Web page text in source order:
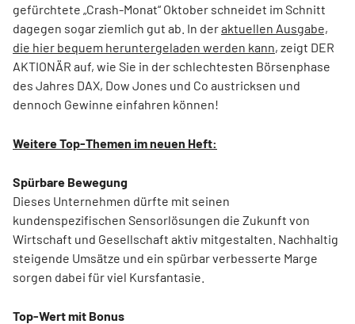
gefürchtete „Crash-Monat“ Oktober schneidet im Schnitt
dagegen sogar ziemlich gut ab. In deraktuellen Ausgabe,
die hier bequem heruntergeladen werden kann, zeigt DER
AKTIONÄR auf, wie Sie in der schlechtesten Börsenphase
des Jahres DAX, Dow Jones und Co austricksen und
dennoch Gewinne einfahren können!
Weitere Top-Themen im neuen Heft:
Spürbare Bewegung
Dieses Unternehmen dürfte mit seinen
kundenspezifischen Sensorlösungen die Zukunft von
Wirtschaft und Gesellschaft aktiv mitgestalten. Nachhaltig
steigende Umsätze und ein spürbar verbesserte Marge
sorgen dabei für viel Kursfantasie.
Top-Wert mit Bonus